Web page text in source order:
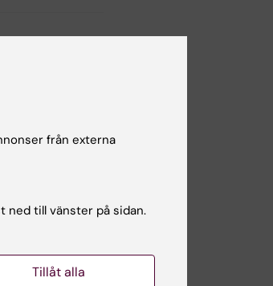
från externa
ned till vänster på sidan.
Tillåt alla